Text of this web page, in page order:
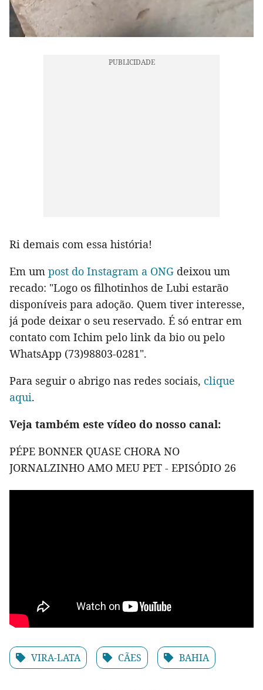
Ri demais com essa história!
Em um post do Instagram a ONG deixou um
recado: "Logo os filhotinhos de Lubi estarão
disponíveis para adoção. Quem tiver interesse,
já pode deixar o seu reservado. É só entrar em
contato com Ichim pelo link da bio ou pelo
WhatsApp (73)98803-0281".
Para seguir o abrigo nas redes sociais, clique
aqui.
Veja também este vídeo do nosso canal:
PÉPE BONNER QUASE CHORA NO
JORNALZINHO AMO MEU PET - EPISÓDIO 26
VIRA-LATA CÃES BAHIA